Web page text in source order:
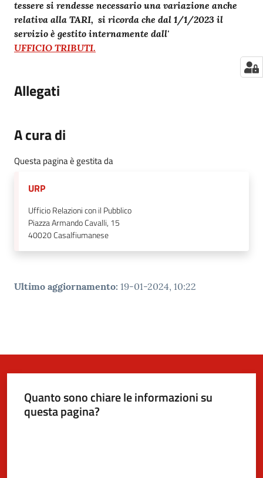
tessere si rendesse necessario una variazione anche
relativa alla TARI, si ricorda che dal 1/1/2023 il
servizio è gestito internamente dall'
UFFICIO TRIBUTI.
Allegati
A cura di
Questa pagina è gestita da
URP
Ufficio Relazioni con il Pubblico
Piazza Armando Cavalli, 15
40020Casalfiumanese
Ultimo aggiornamento: 19-01-2024, 10:22
Quanto sono chiare le informazioni su
questa pagina?